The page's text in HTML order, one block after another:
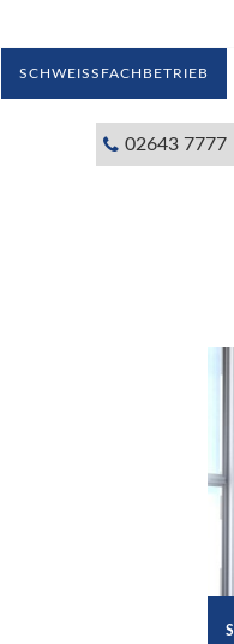
SCHWEISSFACHBETRIEB
02643 7777